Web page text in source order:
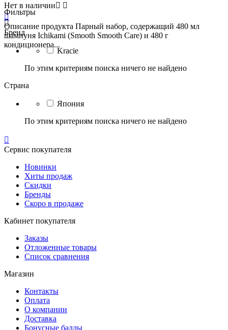
Нет в наличии 

Описание продукта Парный набор, содержащий 480 мл
шампуня Ichikami (Smooth Smooth Care) и 480 г
кондиционера...
Фильтры

Бренд
Kracie
По этим критериям поиска ничего не найдено
Страна
Япония
По этим критериям поиска ничего не найдено

Сервис покупателя
Новинки
Хиты продаж
Скидки
Бренды
Скоро в продаже
Кабинет покупателя
Заказы
Отложенные товары
Список сравнения
Магазин
Контакты
Оплата
О компании
Доставка
Бонусные баллы